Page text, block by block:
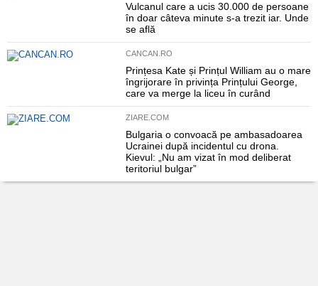
Vulcanul care a ucis 30.000 de persoane
în doar câteva minute s-a trezit iar. Unde
se află
CANCAN.RO
Prințesa Kate și Prințul William au o mare
îngrijorare în privința Prințului George,
care va merge la liceu în curând
ZIARE.COM
Bulgaria o convoacă pe ambasadoarea
Ucrainei după incidentul cu drona.
Kievul: „Nu am vizat în mod deliberat
teritoriul bulgar”